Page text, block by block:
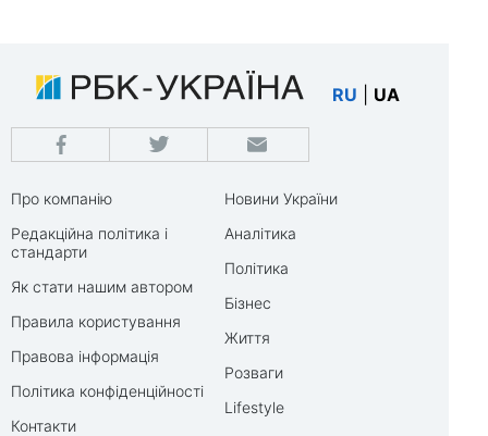
RU UA
Про компанію
Редакційна політика і
стандарти
Як стати нашим автором
Правила користування
Правова інформація
Політика конфіденційності
Контакти
Новини України
Аналітика
Політика
Бізнес
Життя
Розваги
Lifestyle